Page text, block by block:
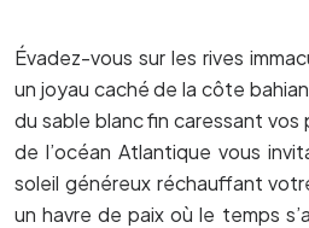
Évadez-vous sur les rives
un joyau caché de la côte
du sable blanc fin caressant vos
de l’océan Atlantique vous
soleil généreux réchauffant
un havre de paix où le temps